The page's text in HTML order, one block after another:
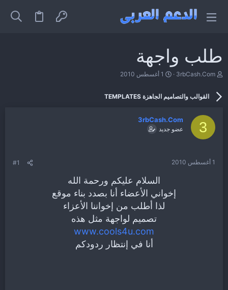
طلب واجهة
ب
م
و
ض
3rbCash.Com
ي
ل
ب
1 أغسطس 2010
القوالب والتصاميم الجاهزة TEMPLATES
3
3rbCash.Com
عضو جديد
1 أغسطس 2010 #1
السلام عليكم ورحمة الله
إخواني الأعضاء أنا بصدد بناء موقع
لذا أطلب من إخواننا الأعزاء
تصميم لواجهة مثل هذه
www.cools4u.com
أنا في إنتظار ردودكم